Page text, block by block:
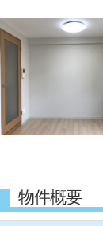
物件概要